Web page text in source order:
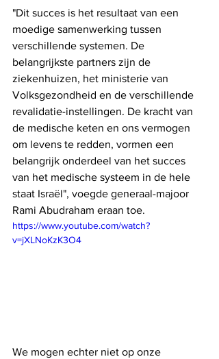
"Dit succes is het resultaat van een
moedige samenwerking tussen
verschillende systemen. De
belangrijkste partners zijn de
ziekenhuizen, het ministerie van
Volksgezondheid en de verschillende
revalidatie-instellingen. De kracht van
de medische keten en ons vermogen
om levens te redden, vormen een
belangrijk onderdeel van het succes
van het medische systeem in de hele
staat Israël", voegde generaal-majoor
Rami Abudraham eraan toe.
https://www.youtube.com/watch?
v=jXLNoKzK3O4
We mogen echter niet op onze